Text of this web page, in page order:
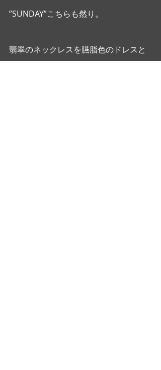
”SUNDAY”こちらも然り。
翡翠のネックレスを臙脂色のドレスと